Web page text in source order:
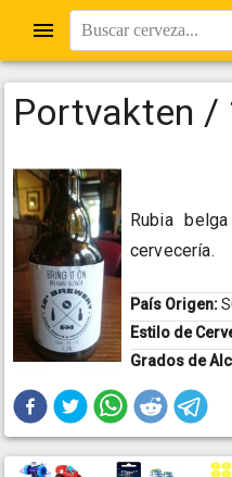
Buscar cerveza...
Portvakten /
Rubia
cervecería.
País Origen:
Estilo de
Grados de